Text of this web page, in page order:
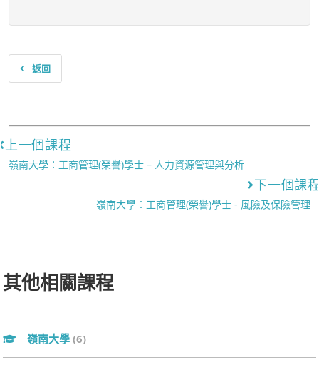
返回
上一個課程
嶺南大學：工商管理(榮譽)學士 – 人力資源管理與分析
下一個課
嶺南大學：工商管理(榮譽)學士 - 風險及保險管理
其他相關課程
嶺南大學 (6)